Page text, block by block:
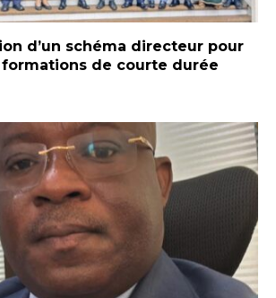
d’un schéma directeur pour
de courte durée